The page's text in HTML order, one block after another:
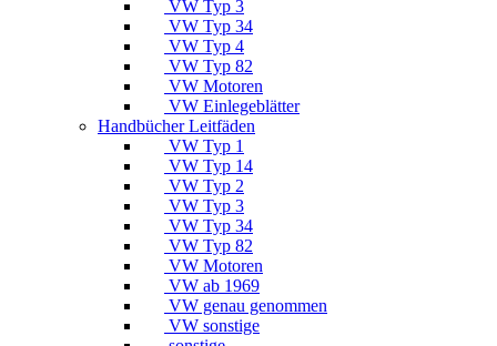
VW Typ 3
VW Typ 34
VW Typ 4
VW Typ 82
VW Motoren
VW Einlegeblätter
Handbücher Leitfäden
VW Typ 1
VW Typ 14
VW Typ 2
VW Typ 3
VW Typ 34
VW Typ 82
VW Motoren
VW ab 1969
VW genau genommen
VW sonstige